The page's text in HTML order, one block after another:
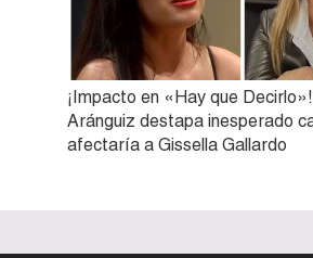
¡Impacto en «Hay que
Aránguiz destapa inesperado
afectaría a Gissella Gallardo